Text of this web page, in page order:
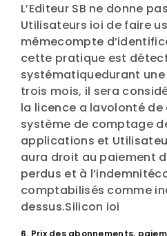
L’Editeur SB ne donne
Utilisateurs ioi de faire
mêmecompte
cette pratique est
systématiquedurant
trois mois, il sera
la licence a lavolonté
système de comptage
applications et
aura droit au paiement
perdus et à
comptabilisés comme
dessus.Silicon ioi
6. Prix des abonnements,